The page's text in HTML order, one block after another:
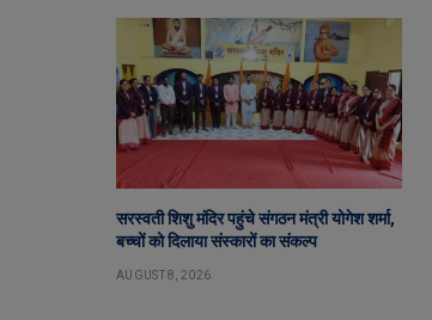
सरस्वती शिशु मंदिर पहुंचे संगठन मंत्री योगेश शर्मा,
बच्चों को दिलाया संस्कारों का संकल्प
AUGUST 8, 2026